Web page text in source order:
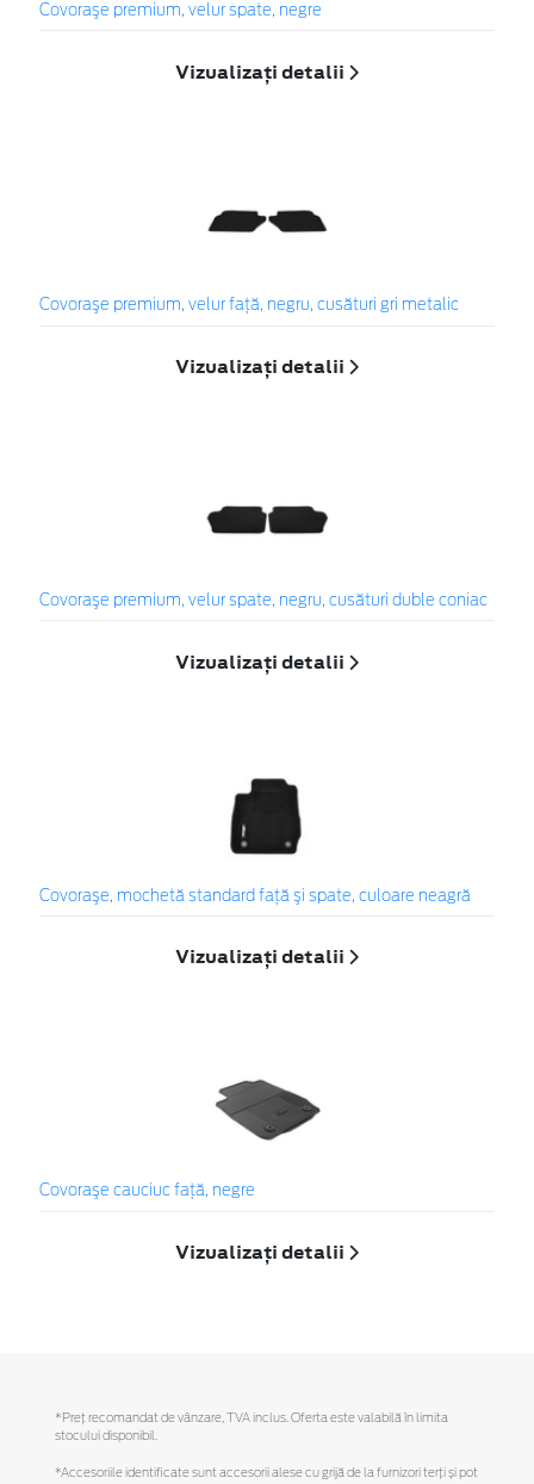
Covoraşe premium, velur spate, negre
Vizualizați detalii
Covoraşe premium, velur faţă, negru, cusături gri metalic
Vizualizați detalii
Covoraşe premium, velur spate, negru, cusături duble coniac
Vizualizați detalii
Covoraşe, mochetă standard faţă şi spate, culoare neagră
Vizualizați detalii
Covoraşe cauciuc faţă, negre
Vizualizați detalii
*Preţ recomandat de vânzare, TVA inclus. Oferta este valabilă în limita
stocului disponibil.
*Accesoriile identificate sunt accesorii alese cu grijă de la furnizori terți și pot